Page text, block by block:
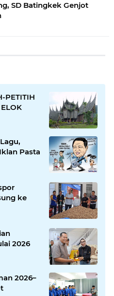
SD Batingkek Genjot
PETITIH
Pasta
ke
2026
2026–